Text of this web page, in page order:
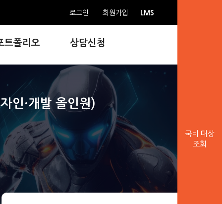
트폴리오 상담신청
로그인 회원가입 LMS
국비 대상
조회
인·개발 올인원)